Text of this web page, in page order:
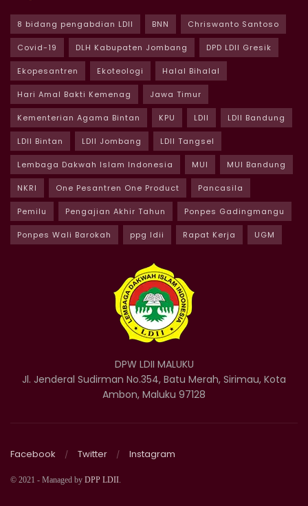
8 bidang pengabdian LDII BNN Chriswanto Santoso
Covid-19 DLH Kabupaten Jombang DPD LDII Gresik
Ekopesantren Ekoteologi Halal Bihalal
Hari Amal Bakti Kemenag Jawa Timur
Kementerian Agama Bintan KPU LDII LDII Bandung
LDII Bintan LDII Jombang LDII Tangsel
Lembaga Dakwah Islam Indonesia MUI MUI Bandung
NKRI One Pesantren One Product Pancasila
Pemilu Pengajian Akhir Tahun Ponpes Gadingmangu
Ponpes Wali Barokah ppg ldii Rapat Kerja UGM
DPW LDII MALUKU
Jl. Jenderal Sudirman No.354, Batu Merah, Sirimau, Kota
Ambon, Maluku 97128
Facebook Twitter Instagram
© 2021 - Managed by DPP LDII.